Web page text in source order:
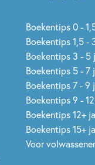
Boekentips 0 -
Boekentips 1,5 -
Boekentips 3 - 5
Boekentips 5 - 7
Boekentips 7 - 9
Boekentips 9 -
Boekentips 12+
Boekentips 15+
Voor